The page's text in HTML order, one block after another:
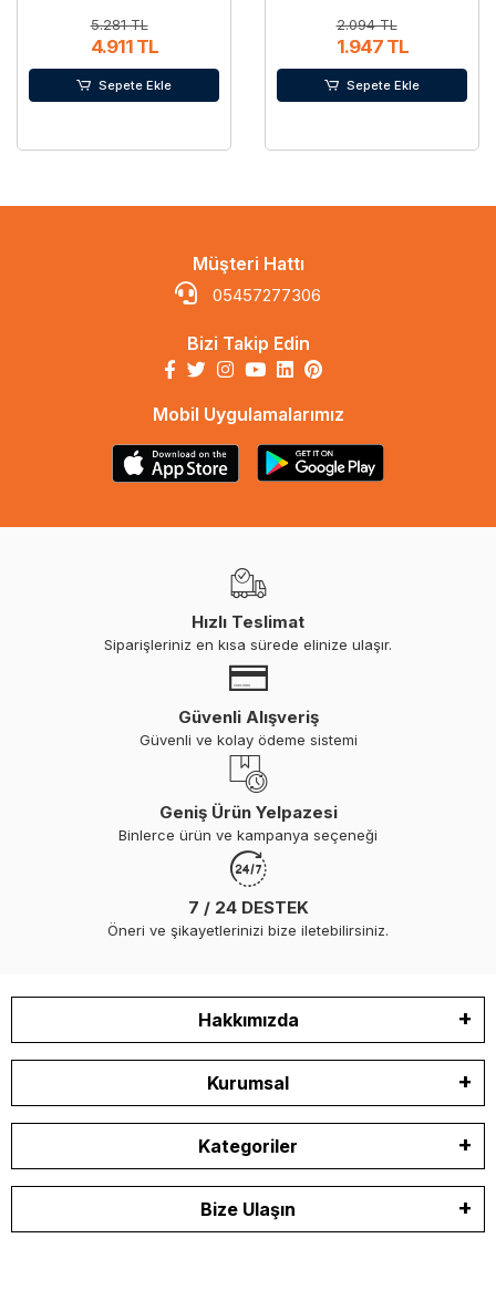
5.281 TL
4.911 TL
Sepete Ekle
2.094 TL
1.947 TL
Sepete Ekle
Müşteri Hattı
05457277306
Bizi Takip Edin
Mobil Uygulamalarımız
Hızlı Teslimat
Siparişleriniz en kısa sürede elinize ulaşır.
Güvenli Alışveriş
Güvenli ve kolay ödeme sistemi
Geniş Ürün Yelpazesi
Binlerce ürün ve kampanya seçeneği
7 / 24 DESTEK
Öneri ve şikayetlerinizi bize iletebilirsiniz.
Hakkımızda
Kurumsal
Kategoriler
Bize Ulaşın